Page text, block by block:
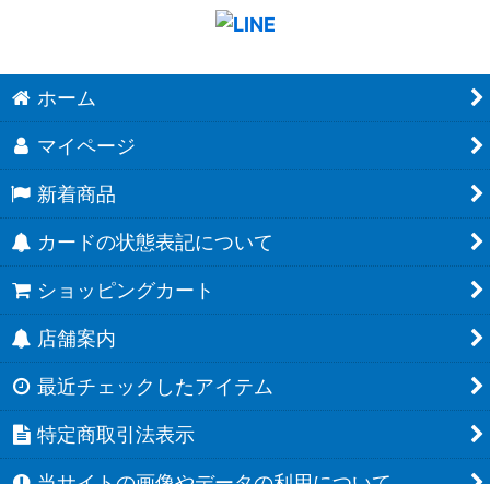
ホーム
マイページ
新着商品
カードの状態表記について
ショッピングカート
店舗案内
最近チェックしたアイテム
特定商取引法表示